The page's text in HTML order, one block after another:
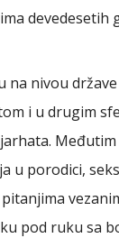
devedesetih
nivou
i u drugim
Međutim
u porodici,
pod ruku sa